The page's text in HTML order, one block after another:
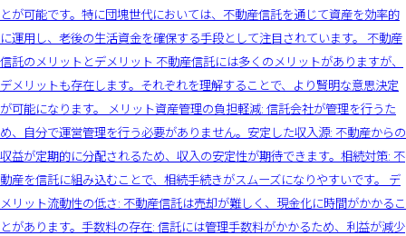
とが可能です。特に団塊世代においては、不動産信託を通じて資産を効率的
に運用し、老後の生活資金を確保する手段として注目されています。 不動産
信託のメリットとデメリット 不動産信託には多くのメリットがありますが、
デメリットも存在します。それぞれを理解することで、より賢明な意思決定
が可能になります。 メリット資産管理の負担軽減: 信託会社が管理を行うた
め、自分で運営管理を行う必要がありません。安定した収入源: 不動産からの
収益が定期的に分配されるため、収入の安定性が期待できます。相続対策: 不
動産を信託に組み込むことで、相続手続きがスムーズになりやすいです。 デ
メリット流動性の低さ: 不動産信託は売却が難しく、現金化に時間がかかるこ
とがあります。手数料の存在: 信託には管理手数料がかかるため、利益が減少